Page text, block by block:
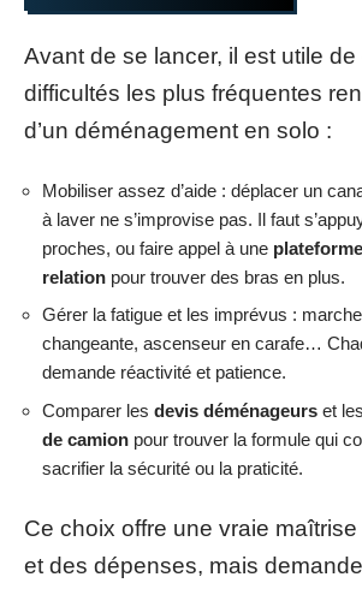
Avant de se lancer, il est utile
difficultés les plus fréquentes
d’un déménagement en solo :
Mobiliser assez d’aide : déplacer un
à laver ne s’improvise pas. Il faut
proches, ou faire appel à une
relation pour trouver des bras en plus.
Gérer la fatigue et les imprévus :
changeante, ascenseur en carafe…
demande réactivité et patience.
Comparer les devis déménageurs et les
de camion pour trouver la formule qui
sacrifier la sécurité ou la praticité.
Ce choix offre une vraie
et des dépenses, mais